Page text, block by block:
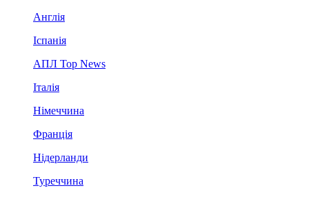
Англія
Іспанія
АПЛ Top News
Італія
Німеччина
Франція
Нідерланди
Туреччина